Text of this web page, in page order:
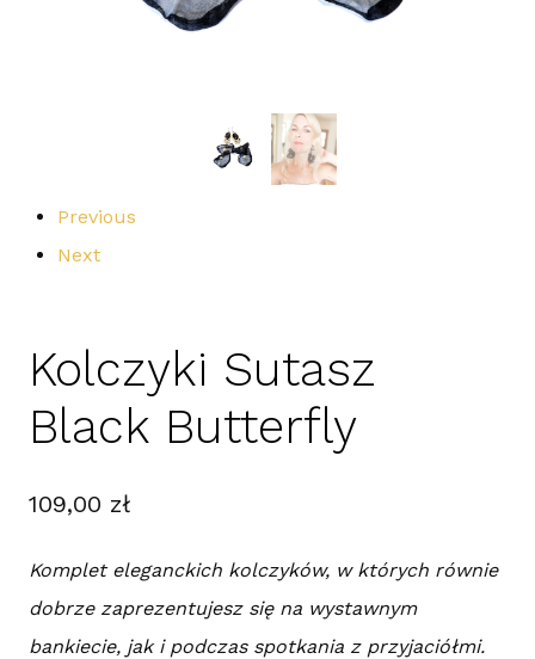
Previous
Next
Kolczyki Sutasz
Black Butterfly
109,00 zł
Komplet eleganckich kolczyków, w których równie
dobrze zaprezentujesz się na wystawnym
bankiecie, jak i podczas spotkania z przyjaciółmi.